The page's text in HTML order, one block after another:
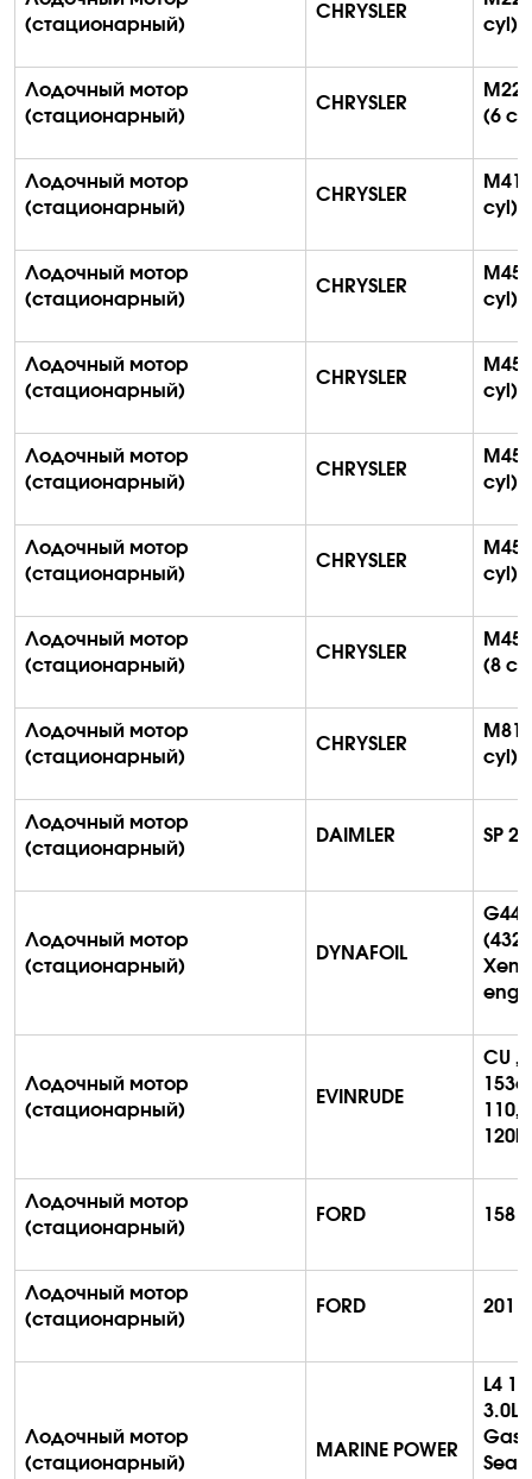
(стационарный)
CHRYSLER
сyl )
Лодочный мотор
(стационарный)
CHRYSLER
(6 с
Лодочный мотор
(стационарный)
CHRYSLER
сyl )
Лодочный мотор
(стационарный)
CHRYSLER
M45
сyl )
Лодочный мотор
(стационарный)
CHRYSLER
сyl )
Лодочный мотор
(стационарный)
CHRYSLER
сyl )
Лодочный мотор
(стационарный)
CHRYSLER
M45-
сyl )
Лодочный мотор
(стационарный)
CHRYSLER
M45-
(8 с
Лодочный мотор
(стационарный)
CHRYSLER
M81
сyl )
Лодочный мотор
(стационарный)
DAIMLER SP
Лодочный мотор
(стационарный)
DYNAFOIL
Лодочный мотор
(стационарный)
EVINRUDE
CU ,
110,
Лодочный мотор
(стационарный)
FORD 158
Лодочный мотор
(стационарный)
FORD 201
Лодочный мотор
(стационарный)
MARINE POWER
L4
3.0L
Seat